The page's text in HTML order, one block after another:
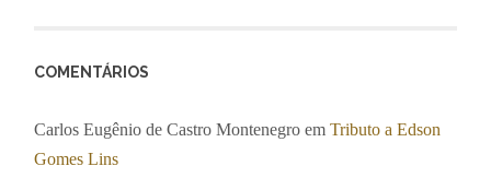
COMENTÁRIOS
Carlos Eugênio de Castro Montenegro emTributo a Edson
Gomes Lins